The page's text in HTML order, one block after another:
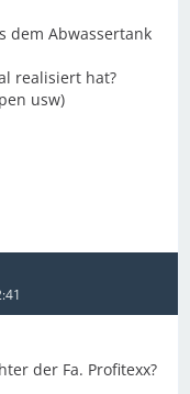
dem Abwassertank
realisiert hat?
usw)
der Fa. Profitexx?